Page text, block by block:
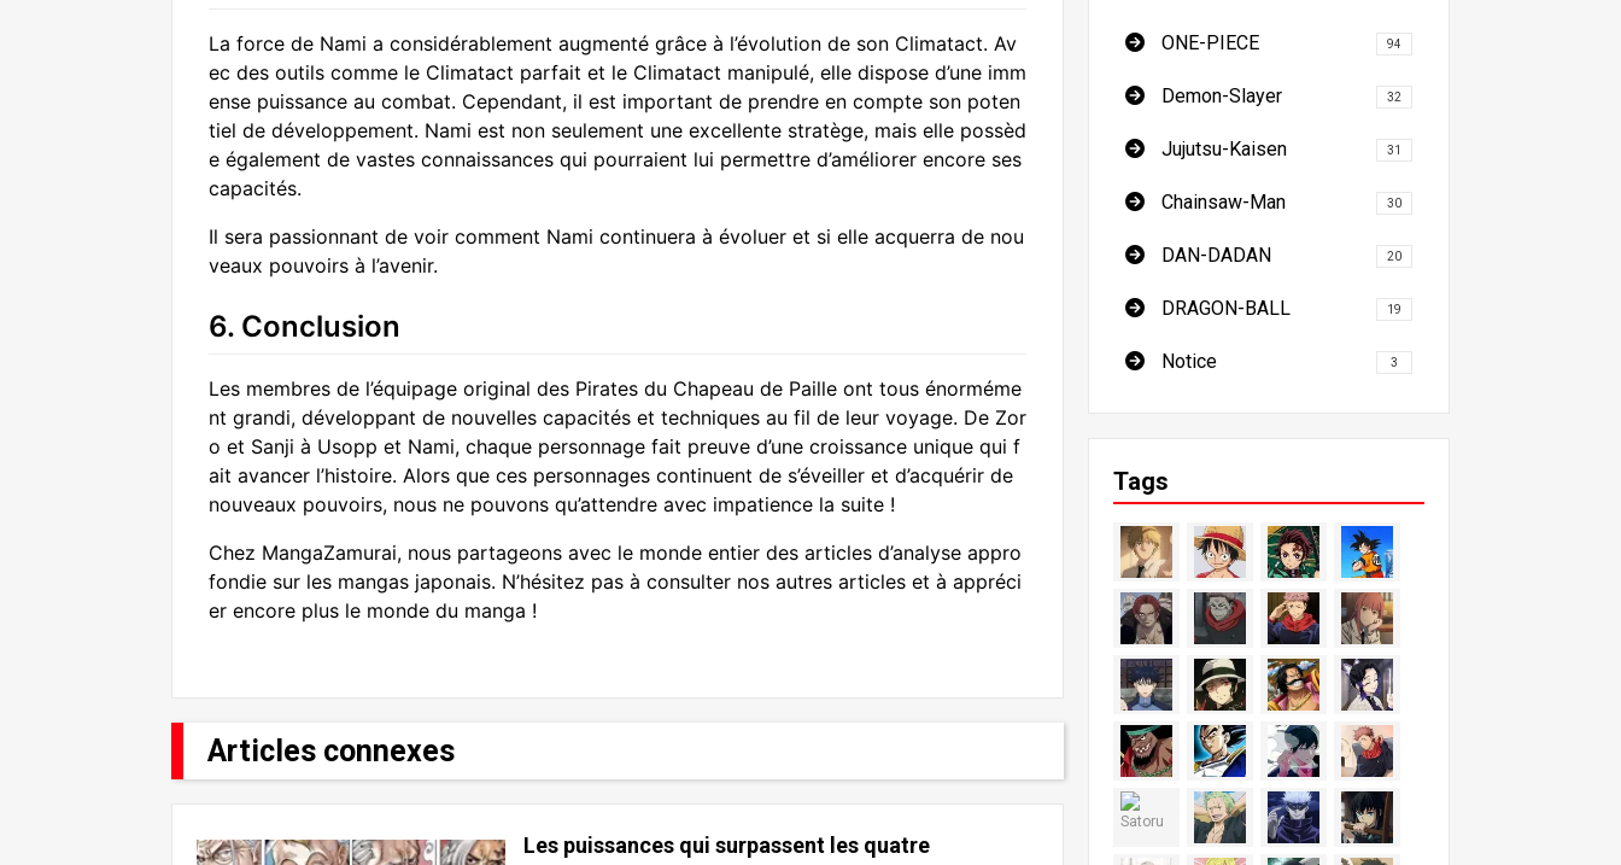
La force de Nami a considérablement augmenté grâce à l’évolution de son Climatact. Av
ec des outils comme le Climatact parfait et le Climatact manipulé, elle dispose d’une imm
ense puissance au combat. Cependant, il est important de prendre en compte son poten
tiel de développement. Nami est non seulement une excellente stratège, mais elle possèd
e également de vastes connaissances qui pourraient lui permettre d’améliorer encore ses
capacités.
Il sera passionnant de voir comment Nami continuera à évoluer et si elle acquerra de nou
veaux pouvoirs à l’avenir.
6. Conclusion
Les membres de l’équipage original des Pirates du Chapeau de Paille ont tous énorméme
nt grandi, développant de nouvelles capacités et techniques au fil de leur voyage. De Zor
o et Sanji à Usopp et Nami, chaque personnage fait preuve d’une croissance unique qui f
ait avancer l’histoire. Alors que ces personnages continuent de s’éveiller et d’acquérir de
nouveaux pouvoirs, nous ne pouvons qu’attendre avec impatience la suite !
Chez MangaZamurai, nous partageons avec le monde entier des articles d’analyse appro
fondie sur les mangas japonais. N’hésitez pas à consulter nos autres articles et à appréci
er encore plus le monde du manga !
Articles connexes
Les puissances qui surpassent les quatre
ONE-PIECE 94
Demon-Slayer 32
Jujutsu-Kaisen 31
Chainsaw-Man 30
DAN-DADAN 20
DRAGON-BALL 19
Notice 3
Tags